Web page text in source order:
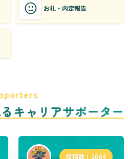
お礼・内定報告
キャリアサポーター
投稿数 | 1664